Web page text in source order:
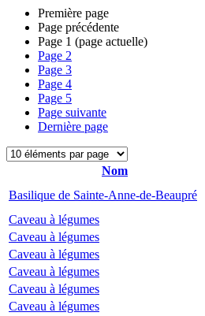
Première page
Page précédente
Page 1 (page actuelle)
Page 2
Page 3
Page 4
Page 5
Page suivante
Dernière page
Nom
Basilique de Sainte-Anne-de-Beaupré
Caveau à légumes
Caveau à légumes
Caveau à légumes
Caveau à légumes
Caveau à légumes
Caveau à légumes